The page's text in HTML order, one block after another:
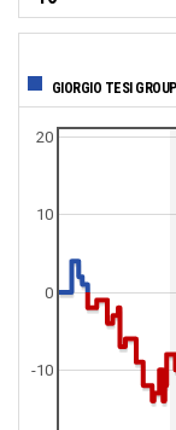
0
10
20
-10